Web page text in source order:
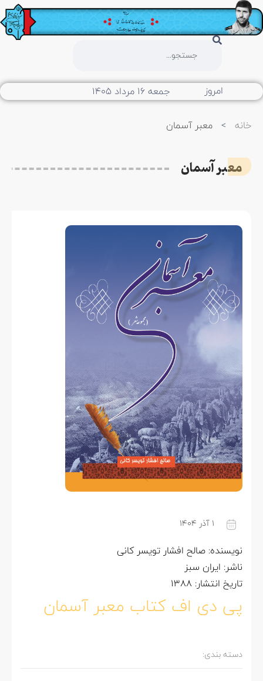
امروز جمعه ۱۶ مرداد ۱۴۰۵
خانه > معبر آسمان
معبر آسمان
۱ آذر ۱۴۰۴
نویسنده: صالح افشار تویسر کانی
ناشر: ایران سبز
تاریخ انتشار: 1388
پی دی اف کتاب معبر آسمان
دسته بندی: